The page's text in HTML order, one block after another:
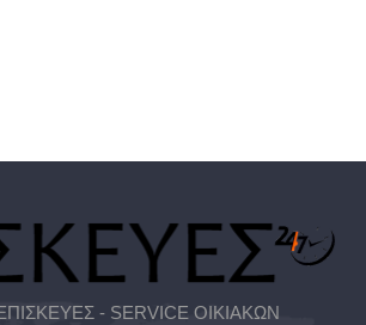
- SERVICE ΟΙΚΙΑΚΩΝ